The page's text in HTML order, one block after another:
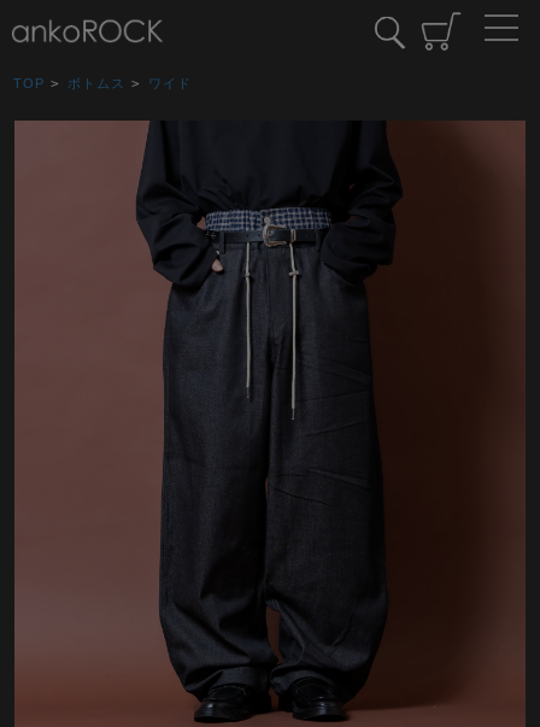
TOP > ボトムス > ワイド